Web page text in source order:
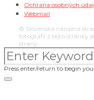
Ochrana osobných
Webmail
© Slovenská národná
fotografií z tejto stránky
strany.
Press enter/return to begin